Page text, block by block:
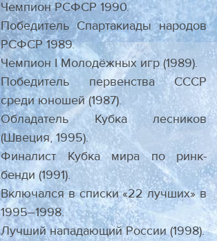
Чемпион РСФСР 1990.
Победитель Спартакиады народов
РСФСР 1989.
Чемпион I Молодёжных игр (1989).
Победитель первенства СССР
среди юношей (1987).
Обладатель Кубка лесников
(Швеция, 1995).
Финалист Кубка мира по ринк-
бенди (1991).
Включался в списки «22 лучших» в
1995–1998.
Лучший нападающий России (1998).